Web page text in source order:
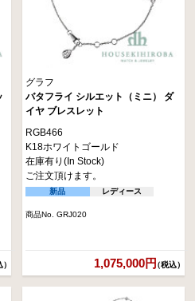
グラフ
バタフライ シルエット（ミニ） ダ
イヤ ブレスレット
RGB466
K18ホワイトゴールド
在庫有り(In Stock)
ご注文頂けます。
新品 レディース
商品No. GRJ020
1,075,000円（税込）